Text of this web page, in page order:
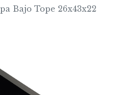
Bajo Tope 26x43x22